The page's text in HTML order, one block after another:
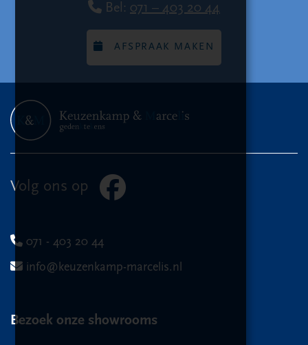
Bel: 071 – 403 20 44
AFSPRAAK MAKEN
Volg ons op
071 - 403 20 44
info@keuzenkamp-marcelis.nl
Bezoek onze showrooms